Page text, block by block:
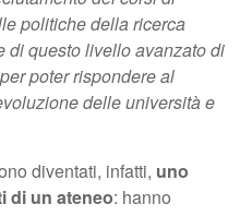
politiche della ricerca
di questo livello avanzato di
poter rispondere al
delle università e
diventati, infatti, uno
di un ateneo: hanno